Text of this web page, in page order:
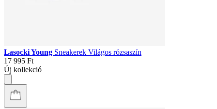
Lasocki Young Sneakerek Világos rózsaszín
17 995 Ft
Új kollekció